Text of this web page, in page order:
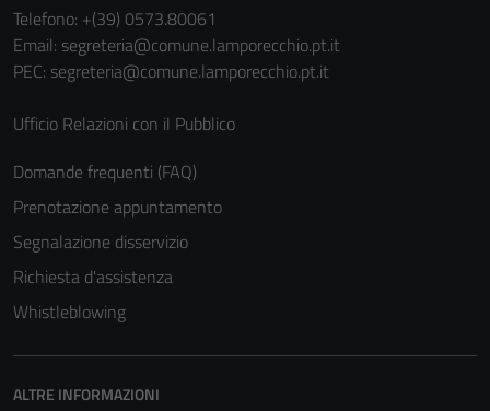
Telefono: +(39) 0573.80061
Email: segreteria@comune.lamporecchio.pt.it
PEC: segreteria@comune.lamporecchio.pt.it
Ufficio Relazioni con il Pubblico
Domande frequenti (FAQ)
Prenotazione appuntamento
Segnalazione disservizio
Richiesta d'assistenza
Whistleblowing
ALTRE INFORMAZIONI
per il
funzionamento
del sito e non
Terze parti